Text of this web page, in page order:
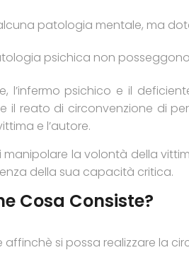
patologia mentale, ma
psichica non
psichico e il
il reato di circonvenzione di
e l’autore.
la volontà della
della sua capacità critica.
Cosa Consiste?
si possa realizzare la